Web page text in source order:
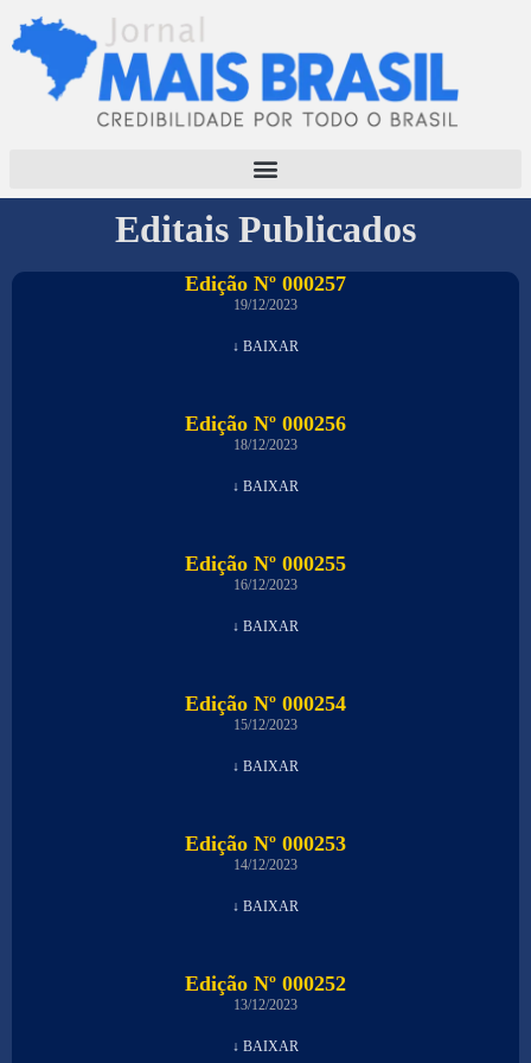
Editais Publicados
Edição Nº 000257
19/12/2023
↓ BAIXAR
Edição Nº 000256
18/12/2023
↓ BAIXAR
Edição Nº 000255
16/12/2023
↓ BAIXAR
Edição Nº 000254
15/12/2023
↓ BAIXAR
Edição Nº 000253
14/12/2023
↓ BAIXAR
Edição Nº 000252
13/12/2023
↓ BAIXAR